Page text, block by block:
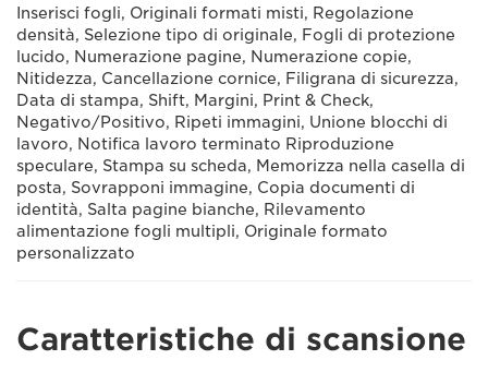
Inserisci fogli, Originali formati misti, Regolazione
densità, Selezione tipo di originale, Fogli di protezione
lucido, Numerazione pagine, Numerazione copie,
Nitidezza, Cancellazione cornice, Filigrana di sicurezza,
Data di stampa, Shift, Margini, Print & Check,
Negativo/Positivo, Ripeti immagini, Unione blocchi di
lavoro, Notifica lavoro terminato Riproduzione
speculare, Stampa su scheda, Memorizza nella casella di
posta, Sovrapponi immagine, Copia documenti di
identità, Salta pagine bianche, Rilevamento
alimentazione fogli multipli, Originale formato
personalizzato
Caratteristiche di scansione